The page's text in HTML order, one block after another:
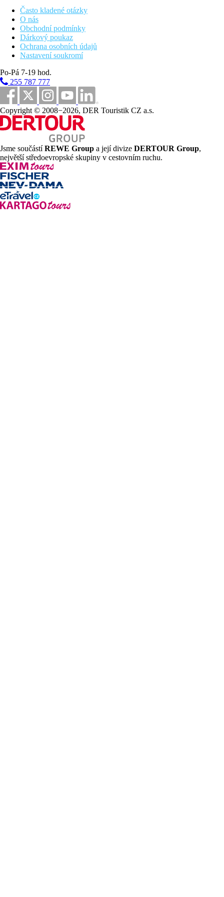
Zdarma:fitness.
Zábava
Občas živá hudba. Možnosti zábavy v okolí hotelu.
Děti
Dětská postýlka zdarma (na vyžádání).
Wellness
Za poplatek: vnitřní bazén, turecké lázně, sauna, masáže, různé
druhy procedur.
Pro handicapované
Na vyžádání pokoj (typ. Deluxe) přizpůsobený pro
handicapované klienty, bezbariérový pohyb v hotelu.
Internet
Zdarma:
Web
www.castanheiroboutiquehotel.com
Často kladené otázky
O nás
Obchodní podmínky
Dárkový poukaz
Ochrana osobních údajů
Nastavení soukromí
Po-Pá 7-19 hod.
255 787 777
Copyright © 2008−2026, DER Touristik CZ a.s.
Jsme součástíREWE Group a její divize DERTOUR Group,
největší středoevropské skupiny v cestovním ruchu.